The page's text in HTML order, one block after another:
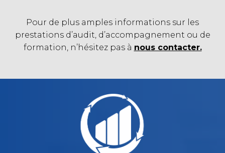
Pour de plus amples informations sur les
prestations d’audit, d’accompagnement ou de
formation, n’hésitez pas à nous contacter.